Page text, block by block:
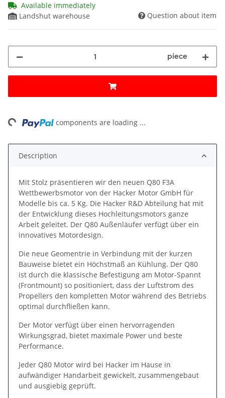
Available immediately
Landshut warehouse
Question about item
piece
components are loading ...
Description
Mit Stolz präsentieren wir den neuen Q80 F3A
Wettbewerbsmotor von der Hacker Motor GmbH für
Modelle bis ca. 5 Kg. Die Hacker R&D Abteilung hat mit
der Entwicklung dieses Hochleitungsmotors ganze
Arbeit geleitet. Der Q80 Außenläufer verfügt über ein
innovatives Motordesign.
Die neue Geomentrie in Verbindung mit der kurzen
Bauweise bietet ein Höchstmaß an Kühlung. Der Q80
ist durch die klassische Befestigung am Motor-Spannt
(Frontmount) so positioniert, dass der Luftstrom des
Propellers den kompletten Motor während des Betriebs
optimal durchfließen kann.
Der Motor verfügt über einen hervorragenden
Wirkungsgrad, bietet maximale Power und beste
Performance.
Jeder Q80 Motor wird bei Hacker im Hause in
aufwändiger Handarbeit gewickelt, zusammengebaut
und ausgiebig geprüft.